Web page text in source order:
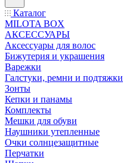
Каталог
MILOTA BOX
АКСЕССУАРЫ
Аксессуары для волос
Бижутерия и украшения
Варежки
Галстуки, ремни и подтяжки
Зонты
Кепки и панамы
Комплекты
Мешки для обуви
Наушники утепленные
Очки солнцезащитные
Перчатки